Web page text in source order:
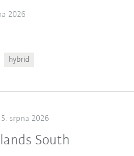
2026
hybrid
5. srpna 2026
South